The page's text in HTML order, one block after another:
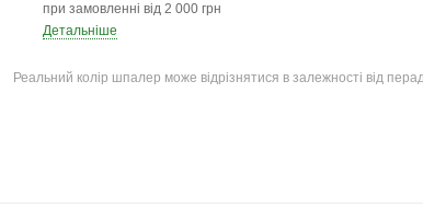
при замовленні від 2 000 грн
Детальніше
Реальний колір шпалер може відрізнятися в залежності від